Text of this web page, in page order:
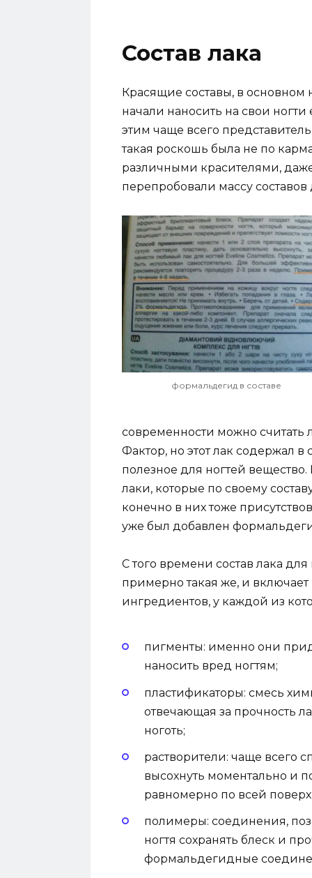
Состав лака
Красящие составы, в
начали наносить на свои
этим чаще всего
такая роскошь была не по
различными красителями,
перепробовали массу
формальдегид в составе
современности можно считать
Фактор, но этот лак содержал в
полезное для ногтей
лаки, которые по своему
конечно в них тоже
уже был добавлен
С того времени состав лака
примерно такая же, и
ингредиентов, у каждой из
пигменты: именно они
наносить вред ногтям;
пластификаторы: смесь
отвечающая за прочность
ноготь;
растворители: чаще всего
высохнуть моментально и
равномерно по всей
полимеры: соединения,
ногтя сохранять блеск и
формальдегидные